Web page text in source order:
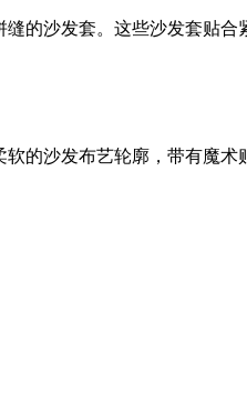
的沙发套。这些沙发套贴合
的沙发布艺轮廓，带有魔术